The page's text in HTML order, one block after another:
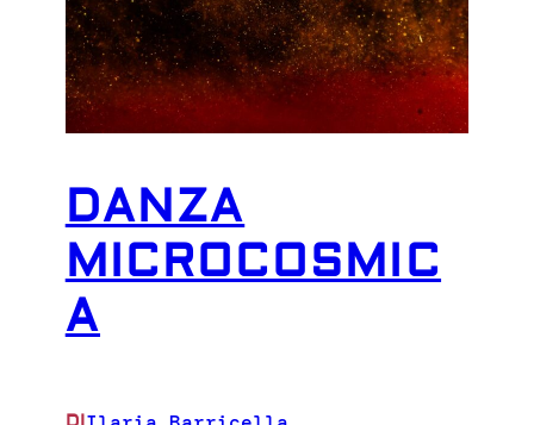
DANZA
MICROCOSMIC
A